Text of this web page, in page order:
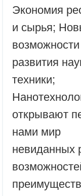
Экономия
и сырья;
развития
техники;
открывают
нами мир
невиданных